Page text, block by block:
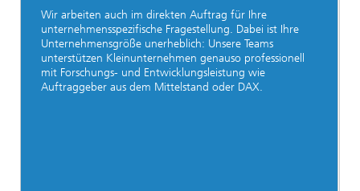
Wir arbeiten auch im direkten Auftrag für Ihre
unternehmensspezifische Fragestellung. Dabei ist Ihre
Unternehmensgröße unerheblich: Unsere Teams
unterstützen Kleinunternehmen genauso professionell
mit Forschungs- und Entwicklungsleistung wie
Auftraggeber aus dem Mittelstand oder DAX.